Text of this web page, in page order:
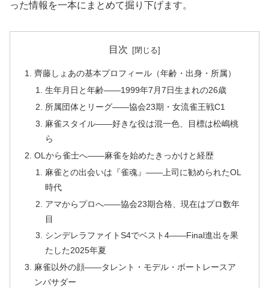
った情報を一本にまとめて掘り下げます。
目次
齊藤しょあの基本プロフィール（年齢・出身・所属）
生年月日と年齢――1999年7月7日生まれの26歳
所属団体とリーグ――協会23期・女流雀王戦C1
麻雀スタイル――好きな役は混一色、目標は松嶋桃
ら
OLから雀士へ――麻雀を始めたきっかけと経歴
麻雀との出会いは『雀魂』――上司に勧められたOL
時代
アマからプロへ――協会23期合格、現在はプロ数年
目
シンデレラファイトS4でベスト4――Final進出を果
たした2025年夏
麻雀以外の顔――タレント・モデル・ボートレースア
ンバサダー